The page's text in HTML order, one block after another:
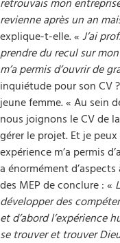
retrouvais mon
revienne après un an
explique-t-elle. « J’ai
prendre du recul sur
m’a permis d’ouvrir de
inquiétude pour son CV
jeune femme. « Au sein
nous joignons le CV de
gérer le projet. Et je
expérience m’a permis
a énormément
des MEP de conclure : «
développer des
et d’abord l’expérience
se trouver et trouver